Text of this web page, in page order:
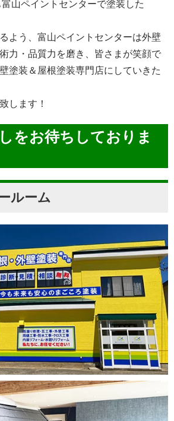
富山ペイントセンターで塗装した
よう、富山ペイントセンターは外壁
力・品質力を磨き、皆さまが笑顔で
塗装＆屋根塗装専門店にしていきた
します！
をお待ちしておりま
ルーム